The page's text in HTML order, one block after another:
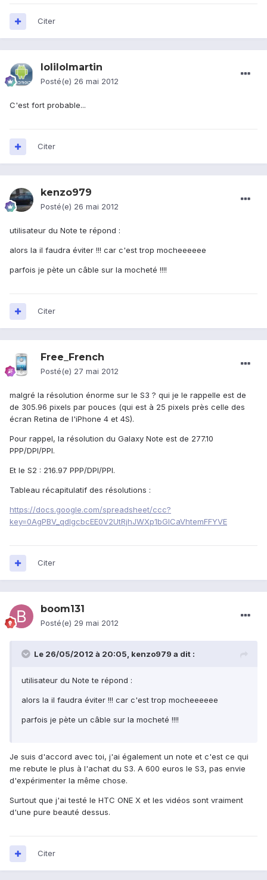
Citer
lolilolmartin
Posté(e) 26 mai 2012
C'est fort probable...
Citer
kenzo979
Posté(e) 26 mai 2012
utilisateur du Note te répond :
alors la il faudra éviter !!! car c'est trop mocheeeeee
parfois je pète un câble sur la mocheté !!!!
Citer
Free_French
Posté(e) 27 mai 2012
malgré la résolution énorme sur le S3 ? qui je le rappelle est de
de 305.96 pixels par pouces (qui est à 25 pixels près celle des
écran Retina de l'iPhone 4 et 4S).
Pour rappel, la résolution du Galaxy Note est de 277.10
PPP/DPI/PPI.
Et le S2 : 216.97 PPP/DPI/PPI.
Tableau récapitulatif des résolutions :
https://docs.google.com/spreadsheet/ccc?
key=0AgPBV_qdlgcbcEE0V2UtRjhJWXp1bGlCaVhtemFFYVE
Citer
boom131
Posté(e) 29 mai 2012
Le 26/05/2012 à 20:05, kenzo979 a dit :
utilisateur du Note te répond :
alors la il faudra éviter !!! car c'est trop mocheeeeee
parfois je pète un câble sur la mocheté !!!!
Je suis d'accord avec toi, j'ai également un note et c'est ce qui
me rebute le plus à l'achat du S3. A 600 euros le S3, pas envie
d'expérimenter la même chose.
Surtout que j'ai testé le HTC ONE X et les vidéos sont vraiment
d'une pure beauté dessus.
Citer